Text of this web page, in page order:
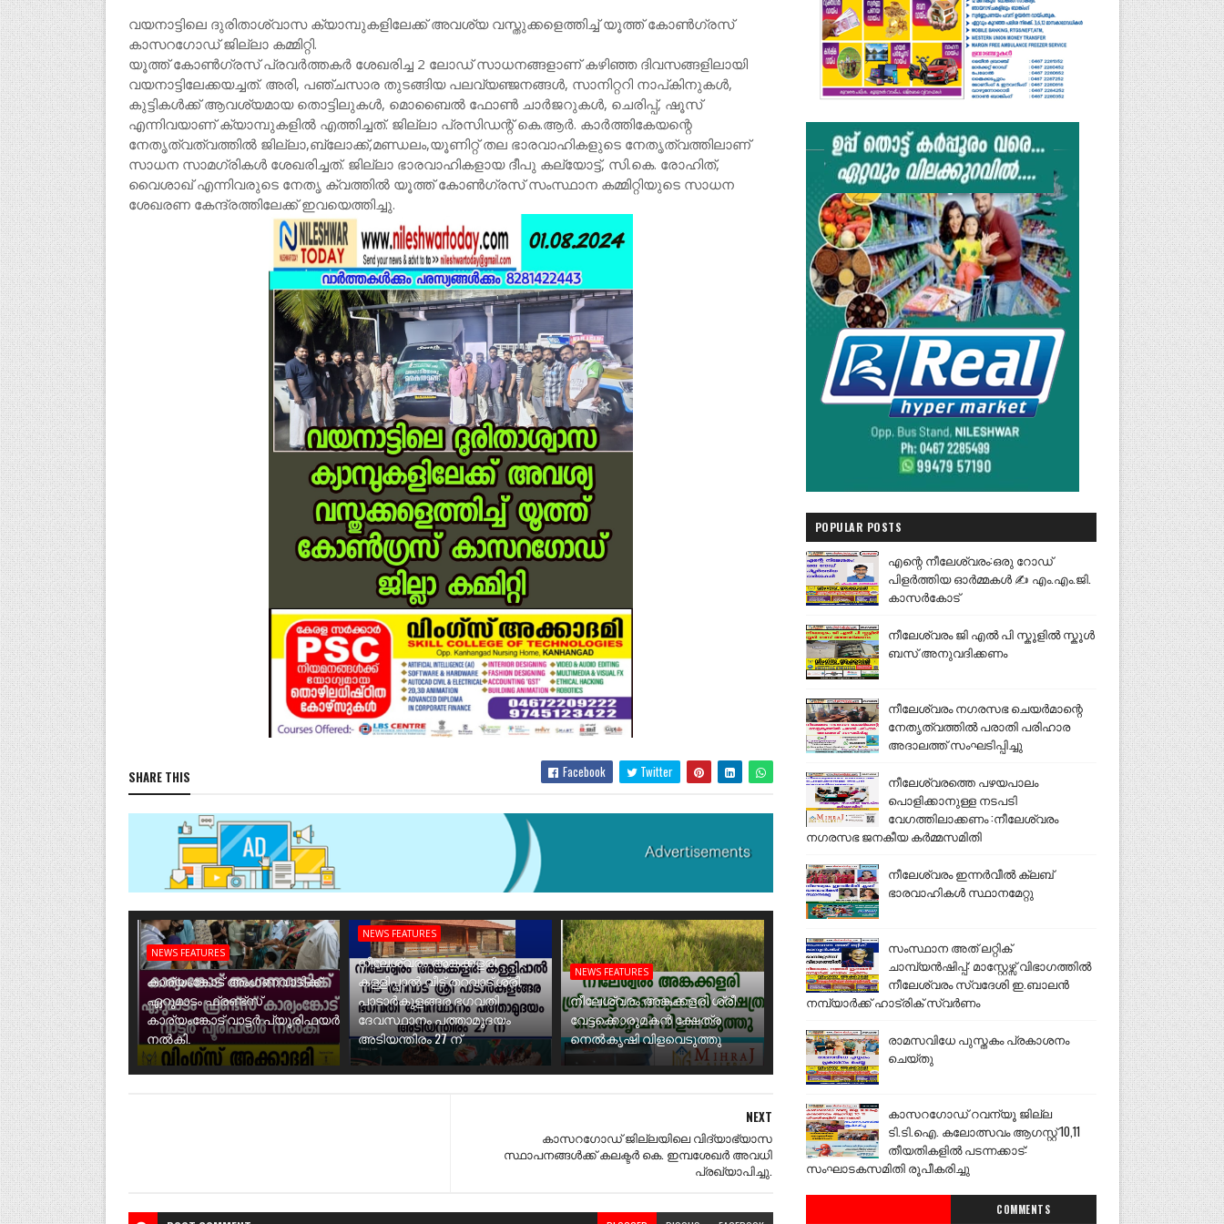
വയനാട്ടിലെ ദുരിതാശ്വാസ ക്യാമ്പുകളിലേക്ക് അവശ്യ വസ്തുക്കളെത്തിച്ച് യൂത്ത് കോൺഗ്രസ്
കാസറഗോഡ് ജില്ലാ കമ്മിറ്റി.
യൂത്ത് കോൺഗ്രസ് പ്രവർത്തകർ ശേഖരിച്ച 2 ലോഡ് സാധനങ്ങളാണ് കഴിഞ്ഞ ദിവസങ്ങളിലായി
വയനാട്ടിലേക്കയച്ചത്. അരി, പഞ്ചസാര തുടങ്ങിയ പലവ്യഞ്ജനങ്ങൾ, സാനിറ്ററി നാപ്കിനുകൾ,
കുട്ടികൾക്ക് ആവശ്യമായ തൊട്ടിലുകൾ, മൊബൈൽ ഫോൺ ചാർജറുകൾ, ചെരിപ്പ്, ഷൂസ്
എന്നിവയാണ് ക്യാമ്പുകളിൽ എത്തിച്ചത്. ജില്ലാ പ്രസിഡന്റ് കെ.ആർ. കാർത്തികേയന്റെ
നേതൃത്വത്വത്തിൽ ജില്ലാ,ബ്ലോക്ക്,മണ്ഡലം,യൂണിറ്റ് തല ഭാരവാഹികളുടെ നേതൃത്വത്തിലാണ്
സാധന സാമഗ്രികൾ ശേഖരിച്ചത്. ജില്ലാ ഭാരവാഹികളായ ദീപു കല്യാേട്ട്, സി.കെ. രോഹിത്,
വൈശാഖ് എന്നിവരുടെ നേതൃ ക്വത്തിൽ യൂത്ത് കോൺഗ്രസ് സംസ്ഥാന കമ്മിറ്റിയുടെ സാധന
ശേഖരണ കേന്ദ്രത്തിലേക്ക് ഇവയെത്തിച്ചു.
SHARE THIS Facebook Twitter
NEWS FEATURES
കാര്യംങ്കോട് അംഗണവാടിക്ക്
ഏറുമാടം ഫ്രണ്ട്സ്
കാര്യംങ്കോട് വാട്ടർ പ്യൂരിഫയർ
നൽകി.
NEWS FEATURES
നീലേശ്വരം അങ്കക്കളരി
കള്ളിപ്പാൽ വീട് തറവാട് ശ്രീ
പാടാർകുളങ്ങര ഭഗവതി
ദേവസ്ഥാനം പത്താമുദയം
അടിയന്തിരം 27 ന്
NEWS FEATURES
നീലേശ്വരം അങ്കക്കളരി ശ്രീ
വേട്ടക്കൊരുമകൻ ക്ഷേത്ര
നെൽകൃഷി വിളവെടുത്തു
NEXT
കാസറഗോഡ് ജില്ലയിലെ വിദ്യാഭ്യാസ
സ്ഥാപനങ്ങൾക്ക് കലക്ടർ കെ. ഇമ്പശേഖർ അവധി
പ്രഖ്യാപിച്ചു.
POPULAR POSTS
എന്റെ നീലേശ്വരം:ഒരു റോഡ്
പിളർത്തിയ ഓർമ്മകൾ ✍️ എം.എം.ജി.
കാസർകോട്
നീലേശ്വരം ജി എൽ പി സ്കൂളിൽ സ്കൂൾ
ബസ് അനുവദിക്കണം
നീലേശ്വരം നഗരസഭ ചെയർമാന്റെ
നേതൃത്വത്തിൽ പരാതി പരിഹാര
അദാലത്ത് സംഘടിപ്പിച്ചു
നീലേശ്വരത്തെ പഴയപാലം
പൊളിക്കാനുള്ള നടപടി
വേഗത്തിലാക്കണം :നീലേശ്വരം
നഗരസഭ ജനകീയ കർമ്മസമിതി
നീലേശ്വരം ഇന്നർവീൽ ക്ലബ്
ഭാരവാഹികൾ സ്ഥാനമേറ്റു
സംസ്ഥാന അത് ലറ്റിക്
ചാമ്പ്യൻഷിപ്പ്: മാസ്റ്റേഴ്സ് വിഭാഗത്തിൽ
നീലേശ്വരം സ്വദേശി ഇ.ബാലൻ
നമ്പ്യാർക്ക് ഹാട്രിക് സ്വർണം
രാമസവിധേ പുസ്തകം പ്രകാശനം
ചെയ്തു
കാസറഗോഡ് റവന്യൂ ജില്ല
ടി.ടി.ഐ. കലോത്സവം ആഗസ്റ്റ് 10,11
തീയതികളിൽ പടന്നക്കാട്:
സംഘാടകസമിതി രൂപീകരിച്ചു
COMMENTS